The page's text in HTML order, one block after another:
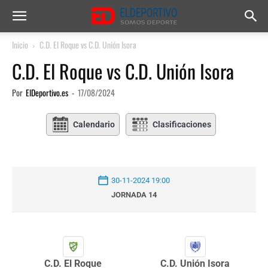
Inicio C.D. El Roque vs C.D. Unión Isora
C.D. El Roque vs C.D. Unión Isora
Por ElDeportivo.es - 17/08/2024
Calendario Clasificaciones
30-11-2024 19:00
JORNADA 14
C.D. El Roque C.D. Unión Isora